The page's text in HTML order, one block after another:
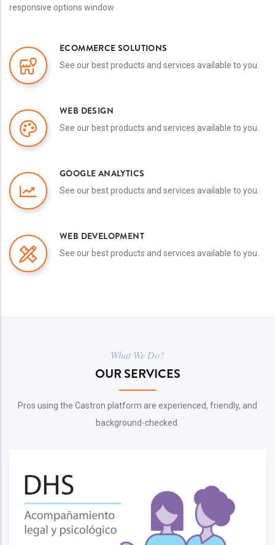
responsive options window.
ECOMMERCE SOLUTIONS
See our best products and services available to you.
WEB DESIGN
See our best products and services available to you.
GOOGLE ANALYTICS
See our best products and services available to you.
WEB DEVELOPMENT
See our best products and services available to you.
What We Do?
OUR SERVICES
Pros using the Castron platform are experienced, friendly, and
background-checked.